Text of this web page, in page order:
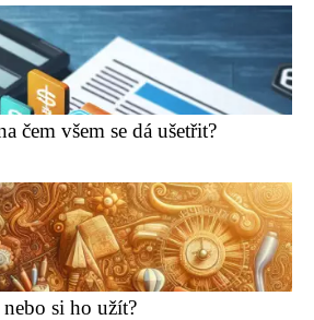
čem všem se dá ušetřit?
si ho užít?